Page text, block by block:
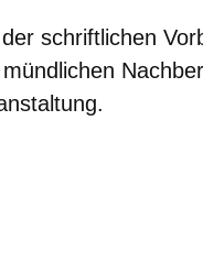
schriftlichen